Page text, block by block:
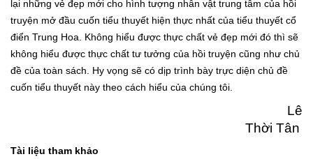
lại những vẻ đẹp mới cho hình tượng nhân vật trung tâm của hồi
truyện mở đầu cuốn tiểu thuyết hiện thực nhất của tiểu thuyết cổ
điển Trung Hoa. Không hiểu được thực chất vẻ đẹp mới đó thì sẽ
không hiểu được thực chất tư tưởng của hồi truyện cũng như chủ
đề của toàn sách. Hy vọng sẽ có dịp trình bày trực diện chủ đề
cuốn tiểu thuyết này theo cách hiểu của chúng tôi.
Lê
Thời Tân
Tài liệu tham khảo